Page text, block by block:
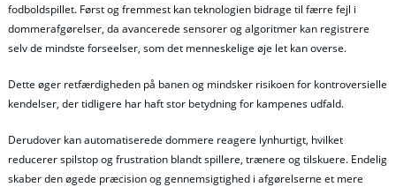
fodboldspillet. Først og fremmest kan teknologien bidrage til færre fejl i
dommerafgørelser, da avancerede sensorer og algoritmer kan registrere
selv de mindste forseelser, som det menneskelige øje let kan overse.
Dette øger retfærdigheden på banen og mindsker risikoen for kontroversielle
kendelser, der tidligere har haft stor betydning for kampenes udfald.
Derudover kan automatiserede dommere reagere lynhurtigt, hvilket
reducerer spilstop og frustration blandt spillere, trænere og tilskuere. Endelig
skaber den øgede præcision og gennemsigtighed i afgørelserne et mere